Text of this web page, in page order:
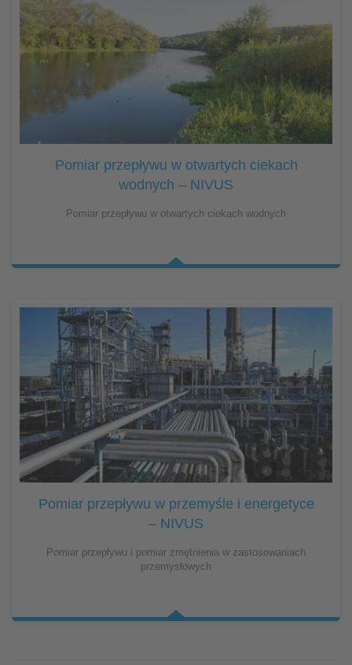
Pomiar przepływu w otwartych ciekach
wodnych – NIVUS
Pomiar przepływu w otwartych ciekach wodnych
Pomiar przepływu w przemyśle i energetyce
– NIVUS
Pomiar przepływu i pomiar zmętnienia w zastosowaniach
przemysłowych